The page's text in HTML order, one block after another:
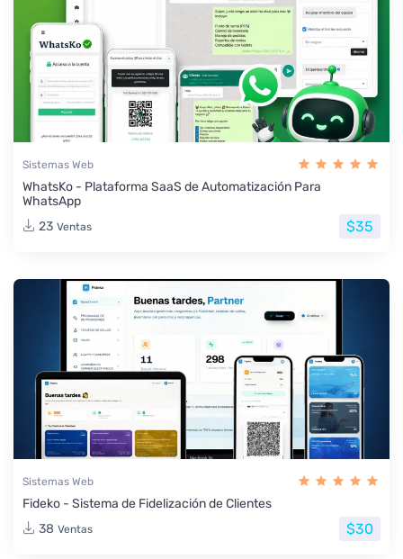
Sistemas Web
WhatsKo - Plataforma SaaS de Automatización Para
WhatsApp
23 Ventas $35
Sistemas Web
Fideko - Sistema de Fidelización de Clientes
38 Ventas $30